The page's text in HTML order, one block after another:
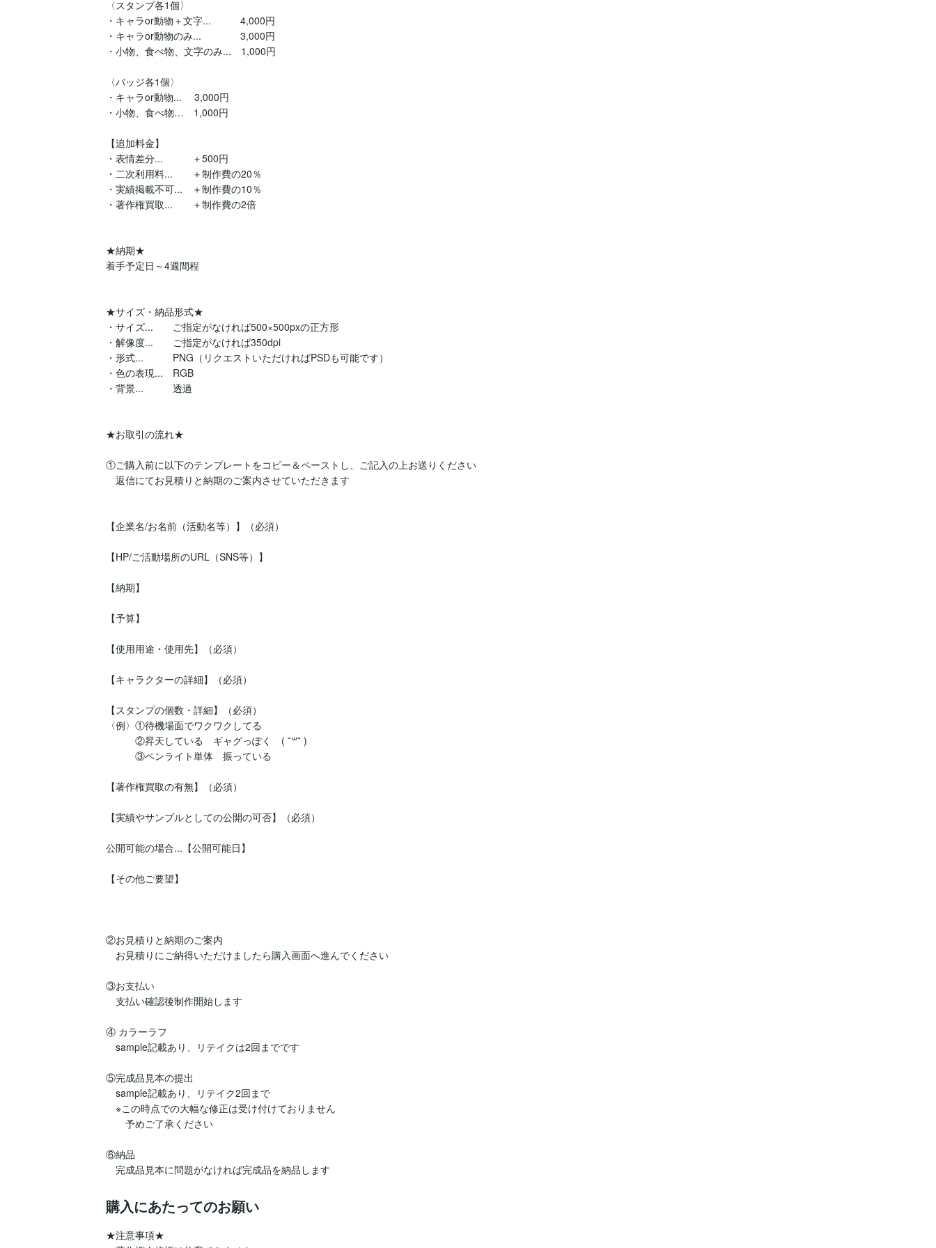
〈スタンプ各1個〉
・キャラor動物＋文字...　　　4,000円
・キャラor動物のみ...　　　　3,000円
・小物、食べ物、文字のみ...　1,000円
〈バッジ各1個〉
・キャラor動物... 　3,000円
・小物、食べ物…　1,000円
【追加料金】
・表情差分...　　　＋500円
・二次利用料...　　＋制作費の20％
・実績掲載不可...　＋制作費の10％
・著作権買取...　　＋制作費の2倍
★納期★
着手予定日～4週間程
★サイズ・納品形式★
・サイズ...　　ご指定がなければ500×500pxの正方形
・解像度...　　ご指定がなければ350dpi
・形式...　　　PNG（リクエストいただければPSDも可能です）
・色の表現...　RGB
・背景...　　　透過
★お取引の流れ★
①ご購入前に以下のテンプレートをコピー＆ペーストし、ご記入の上お送りください
返信にてお見積りと納期のご案内させていただきます
【企業名/お名前（活動名等）】（必須）
【HP/ご活動場所のURL（SNS等）】
【納期】
【予算】
【使用用途・使用先】（必須）
【キャラクターの詳細】（必須）
【スタンプの個数・詳細】（必須）
〈例〉①待機場面でワクワクしてる
②昇天している　ギャグっぽく　( ˘꒳​˘ )
③ペンライト単体　振っている
【著作権買取の有無】（必須）
【実績やサンプルとしての公開の可否】（必須）
公開可能の場合...【公開可能日】
【その他ご要望】
②お見積りと納期のご案内
お見積りにご納得いただけましたら購入画面へ進んでください
③お支払い
支払い確認後制作開始します
④ カラーラフ
sample記載あり、リテイクは2回までです
⑤完成品見本の提出
sample記載あり、リテイク2回まで
※この時点での大幅な修正は受け付けておりません
予めご了承ください
⑥納品
完成品見本に問題がなければ完成品を納品します
購入にあたってのお願い
★注意事項★